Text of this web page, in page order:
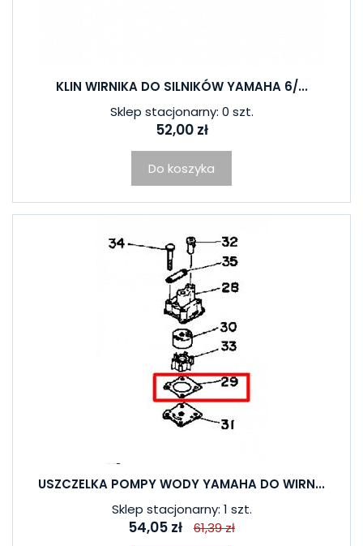
KLIN WIRNIKA DO SILNIKÓW YAMAHA 6/...
Sklep stacjonarny: 0 szt.
52,00 zł
Do koszyka
USZCZELKA POMPY WODY YAMAHA DO WIRN...
Sklep stacjonarny: 1 szt.
54,05 zł 61,39 zł